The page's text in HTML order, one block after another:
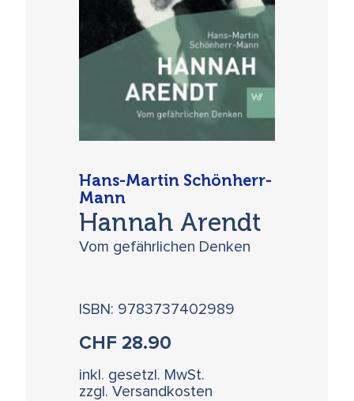
Hans-Martin Schönherr-
Mann
Hannah Arendt
Vom gefährlichen Denken
ISBN: 9783737402989
CHF28.90
inkl. gesetzl. MwSt.
zzgl. Versandkosten